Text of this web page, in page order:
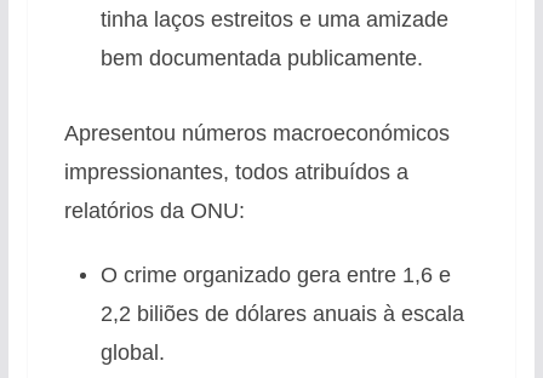
tinha laços estreitos e uma amizade
bem documentada publicamente.
Apresentou números macroeconómicos
impressionantes, todos atribuídos a
relatórios da ONU:
O crime organizado gera entre 1,6 e
2,2 biliões de dólares anuais à escala
global.